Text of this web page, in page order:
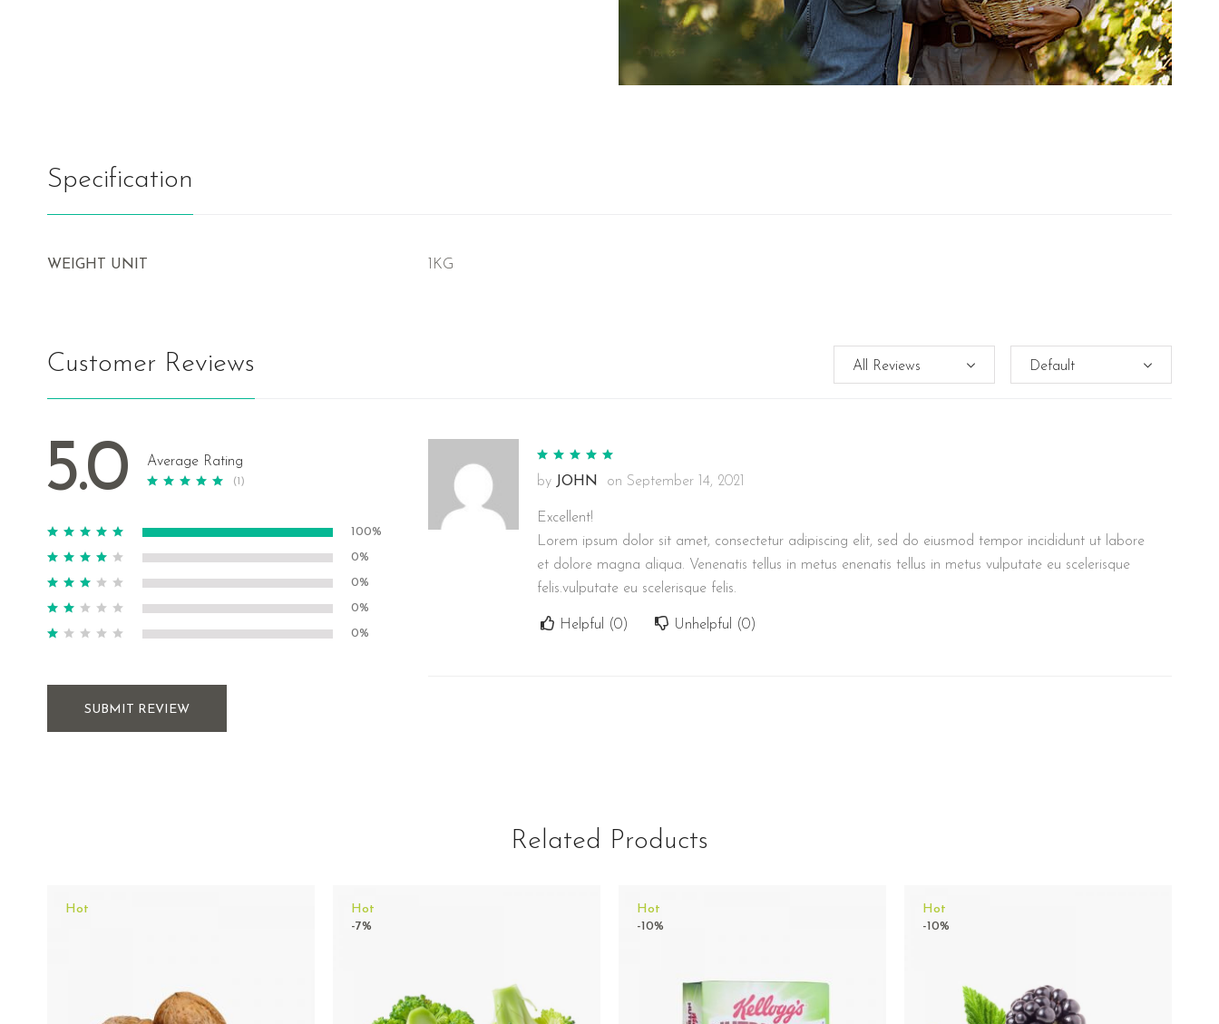
Specification
WEIGHT UNIT 1KG
Customer Reviews
5.0 Average Rating
(1)
100%
0%
0%
0%
0%
SUBMIT REVIEW
by JOHN on September 14, 2021
Excellent!
Lorem ipsum dolor sit amet, consectetur adipiscing elit, sed do eiusmod tempor incididunt ut labore
et dolore magna aliqua. Venenatis tellus in metus enenatis tellus in metus vulputate eu scelerisque
felis.vulputate eu scelerisque felis.
Helpful (0) Unhelpful (0)
Related Products
Hot
Hot
-7%
Hot
-10%
Hot
-10%